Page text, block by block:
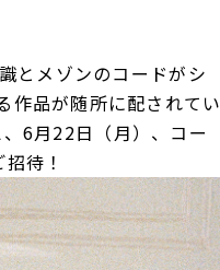
とメゾンのコードがシ
作品が随所に配されてい
6月22日（月）、コー
待！